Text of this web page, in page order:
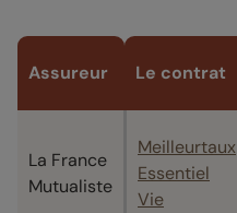
Assureur Le contrat
La France
Mutualiste
Meilleurtaux
Essentiel
Vie